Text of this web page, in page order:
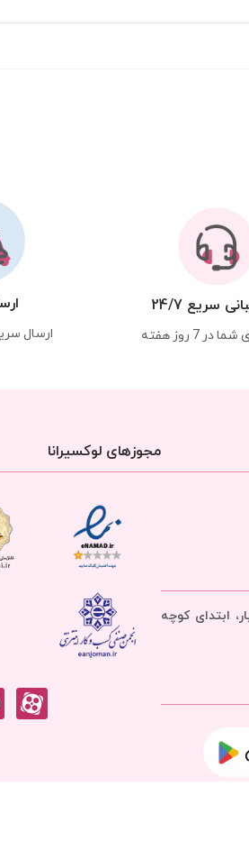
سریع 24/7
7 روز هفته ارسال
ابتدای کوچه
مجوزهای لوکسیرانا